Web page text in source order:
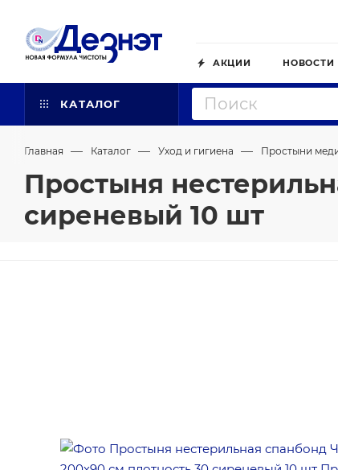
АКЦИИ НОВОСТИ
КАТАЛОГ
Главная — Каталог — Уход и гигиена — Простыни
Простыня
сиреневый 10 шт